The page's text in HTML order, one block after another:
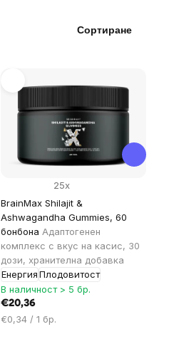
Сортиране
BrainMax Shilajit &
Ashwagandha Gummies, 60
бонбона Адаптогенен
комплекс с вкус на касис, 30
дози, хранителна добавка
ЕнергияПлодовитост
25x
В наличност > 5 бр.
€20,36
Цена
€0,34 / 1 бр.